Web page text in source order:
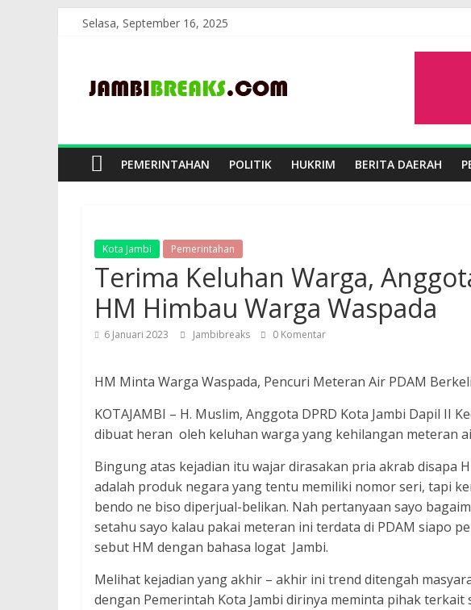
Selasa, September 16, 2025
JambiBreaks
PEMERINTAHAN POLITIK HUKRIM BERITA DAERAH
Kota Jambi Pemerintahan
Terima Keluhan Warga,
HM Himbau Warga Waspada
6 Januari 2023 Jambibreaks 0 Komentar
HM Minta Warga Waspada, Pencuri Meteran Air PDAM
KOTAJAMBI – H. Muslim, Anggota DPRD Kota Jambi Dapil II
dibuat heran oleh keluhan warga yang kehilangan meteran
Bingung atas kejadian itu wajar dirasakan pria akrab disapa
adalah produk negara yang tentu memiliki nomor seri, tapi
bendo ne biso diperjual-belikan. Nah pertanyaan sayo
setahu sayo kalau pakai meteran ini terdata di PDAM siapo
sebut HM dengan bahasa logat Jambi.
Melihat kejadian yang akhir – akhir ini trend ditengah
dengan Pemerintah Kota Jambi dirinya meminta pihak terkait